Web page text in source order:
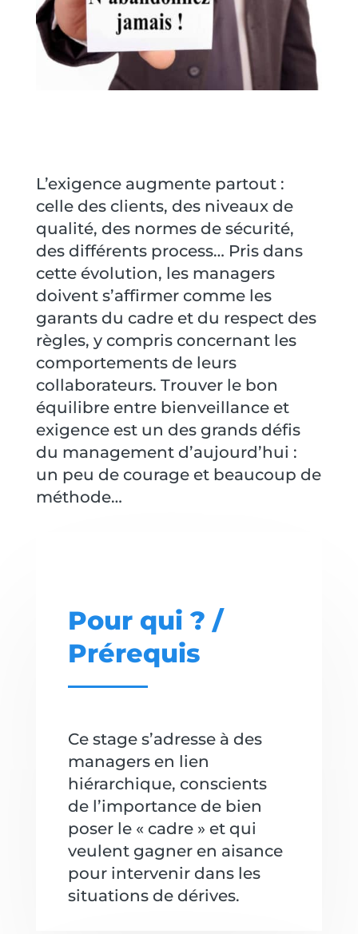
L’exigence augmente partout :
celle des clients, des niveaux de
qualité, des normes de sécurité,
des différents process… Pris dans
cette évolution, les managers
doivent s’affirmer comme les
garants du cadre et du respect des
règles, y compris concernant les
comportements de leurs
collaborateurs. Trouver le bon
équilibre entre bienveillance et
exigence est un des grands défis
du management d’aujourd’hui :
un peu de courage et beaucoup de
méthode…
Pour qui ? /
Prérequis
Ce stage s’adresse à des
managers en lien
hiérarchique, conscients
de l’importance de bien
poser le « cadre » et qui
veulent gagner en aisance
pour intervenir dans les
situations de dérives.